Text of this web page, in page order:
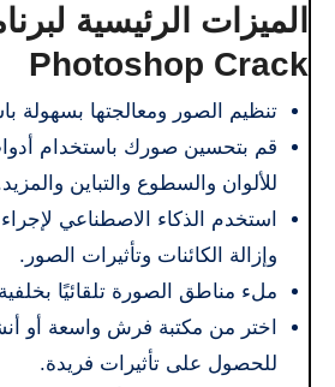
Photoshop Crack
تنظيم الصور ومعالجتها بسهولة
قم بتحسين صورك باستخدام
للألوان والسطوع والتباين
استخدم الذكاء الاصطناعي
وإزالة الكائنات وتأثيرات الصور.
ملء مناطق الصورة تلقائيًا
اختر من مكتبة فرش واسعة أو
للحصول على تأثيرات فريدة.